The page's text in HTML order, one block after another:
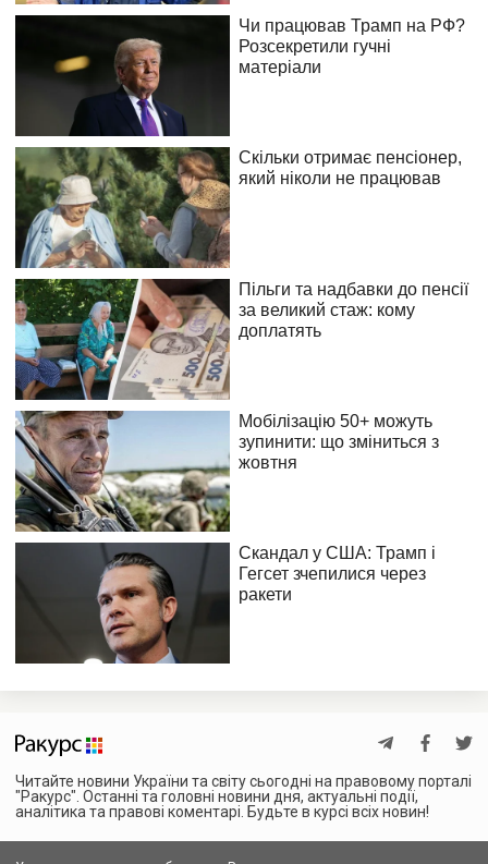
Читайте новини України та світу сьогодні на правовому порталі
"Ракурс". Останні та головні новини дня, актуальні події,
аналітика та правові коментарі. Будьте в курсі всіх новин!